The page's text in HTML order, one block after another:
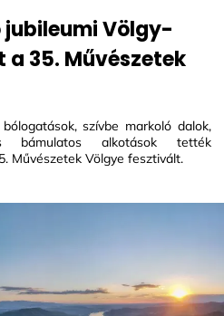
Völgy-
35. Művészetek
szívbe markoló dalok,
bámulatos alkotások tették
Művészetek Völgye fesztivált.